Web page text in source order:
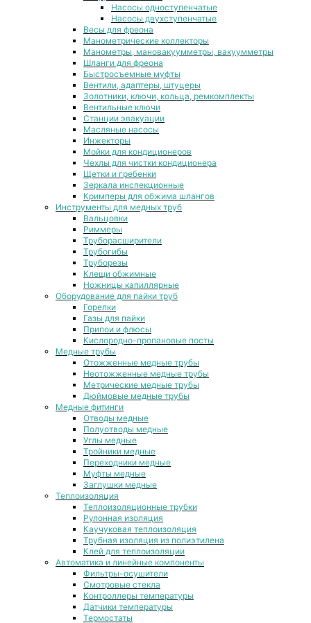
Насосы одноступенчатые
Насосы двухступенчатые
Весы для фреона
Манометрические коллекторы
Манометры, мановакуумметры, вакуумметры
Шланги для фреона
Быстросъемные муфты
Вентили, адаптеры, штуцеры
Золотники, ключи, кольца, ремкомплекты
Вентильные ключи
Станции эвакуации
Масляные насосы
Инжекторы
Мойки для кондиционеров
Чехлы для чистки кондиционера
Щетки и гребенки
Зеркала инспекционные
Кримперы для обжима шлангов
Инструменты для медных труб
Вальцовки
Риммеры
Труборасширители
Трубогибы
Труборезы
Клещи обжимные
Ножницы капиллярные
Оборудование для пайки труб
Горелки
Газы для пайки
Припои и флюсы
Кислородно-пропановые посты
Медные трубы
Отожженные медные трубы
Неотожженные медные трубы
Метрические медные трубы
Дюймовые медные трубы
Медные фитинги
Отводы медные
Полуотводы медные
Углы медные
Тройники медные
Переходники медные
Муфты медные
Заглушки медные
Теплоизоляция
Теплоизоляционные трубки
Рулонная изоляция
Каучуковая теплоизоляция
Трубная изоляция из полиэтилена
Клей для теплоизоляции
Автоматика и линейные компоненты
Фильтры-осушители
Смотровые стекла
Контроллеры температуры
Датчики температуры
Термостаты